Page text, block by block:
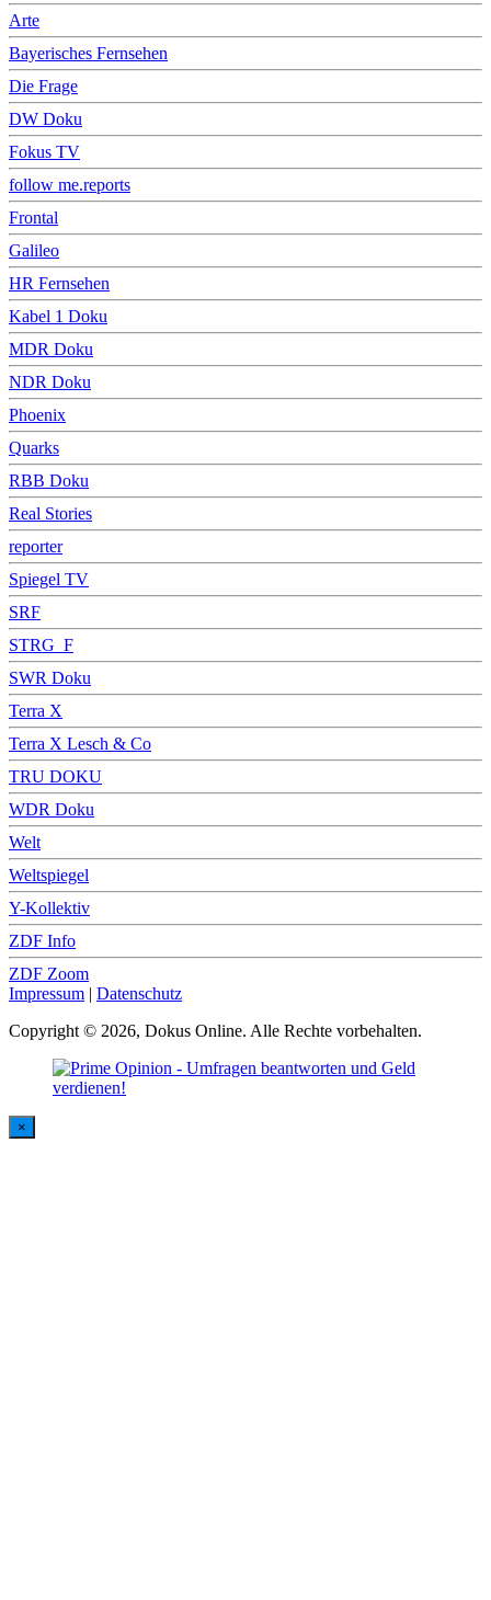
Arte
Bayerisches Fernsehen
Die Frage
DW Doku
Fokus TV
follow me.reports
Frontal
Galileo
HR Fernsehen
Kabel 1 Doku
MDR Doku
NDR Doku
Phoenix
Quarks
RBB Doku
Real Stories
reporter
Spiegel TV
SRF
STRG_F
SWR Doku
Terra X
Terra X Lesch & Co
TRU DOKU
WDR Doku
Welt
Weltspiegel
Y-Kollektiv
ZDF Info
ZDF Zoom
Impressum | Datenschutz
Copyright © 2026, Dokus Online. Alle Rechte vorbehalten.
×